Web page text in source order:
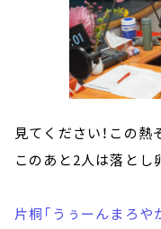
見てください！この熱
このあと2人は落とし
片桐「うぅーんまろやか